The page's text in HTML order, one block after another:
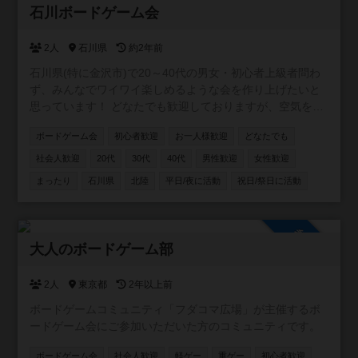
く、初参加の方でも馴染みやすい雰囲気です🙆🏻‍♀️ ＜過去の
名） ＜イベントの詳細はこちら＞ https://1link.jp/ikesai
石川ボードゲーム会
2人 石川県 約2年前
●会の頻度 月1〜2回の頻度で会を開催します ●会場 フリー
スペースや、ボードゲームカフェ等を使用します ●費用 会
ボードゲーム会 初心者歓迎 お一人様歓迎 どなたでも
社会人歓迎 20代 30代 40代 男性歓迎 女性歓迎
まったり 石川県 北陸 平日/夜に活動 祝日/祭日に活動
大人のボードゲーム部
2人 東京都 2年以上前
ボードゲーム会 社会人歓迎 軽ゲー 重ゲー 初心者歓迎